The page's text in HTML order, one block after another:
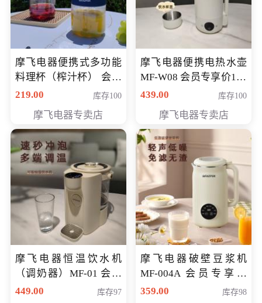
摩飞电器便携式多功能
料理杯（榨汁杯） 会员
专享价118元
219.00 库存100
摩飞电器专卖店
摩飞电器便携电热水壶
MF-W08 会员专享价198
元
439.00 库存100
摩飞电器专卖店
摩飞电器恒温饮水机
（调奶器）MF-01 会员
专享价366元
449.00 库存97
摩飞电器破壁豆浆机
MF-004A 会员专享价
168元
359.00 库存98